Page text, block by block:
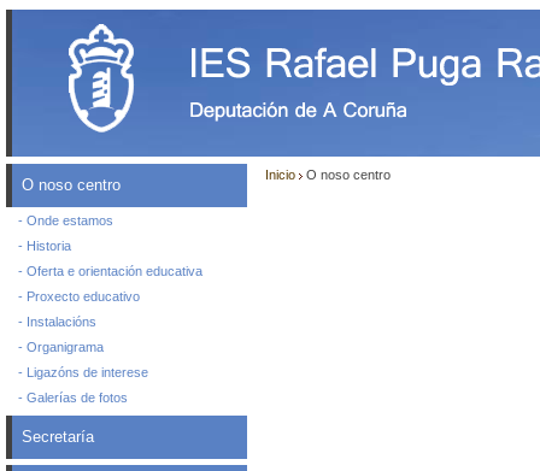
O noso centro
- Onde estamos
- Historia
- Oferta e orientación educativa
- Proxecto educativo
- Instalacións
- Organigrama
- Ligazóns de interese
- Galerías de fotos
Secretaría
Inicio O noso centro